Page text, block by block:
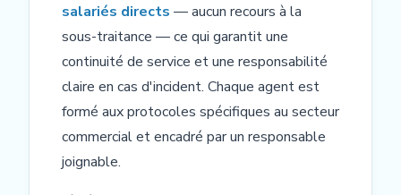
salariés directs — aucun recours à la
sous-traitance — ce qui garantit une
continuité de service et une responsabilité
claire en cas d'incident. Chaque agent est
formé aux protocoles spécifiques au secteur
commercial et encadré par un responsable
joignable.